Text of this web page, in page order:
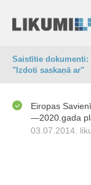
Saistītie dokumenti:
"Izdoti saskaņā ar"
Eiropas
—2020.gada
03.07.2014.